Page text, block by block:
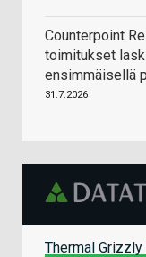
Counterpoint
toimitukset
ensimmäisellä
31.7.2026
Thermal